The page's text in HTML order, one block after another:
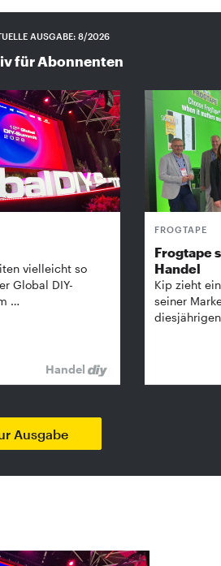
AUSGABE: 8/2026
für Abonnenten
vielleicht so
Global DIY-
…
Handel
FROGTAPE
Frogtape
Handel
Kip zieht
seiner
Ausgabe